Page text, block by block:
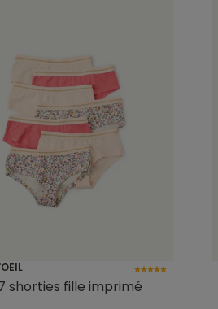
shorties fille imprimé